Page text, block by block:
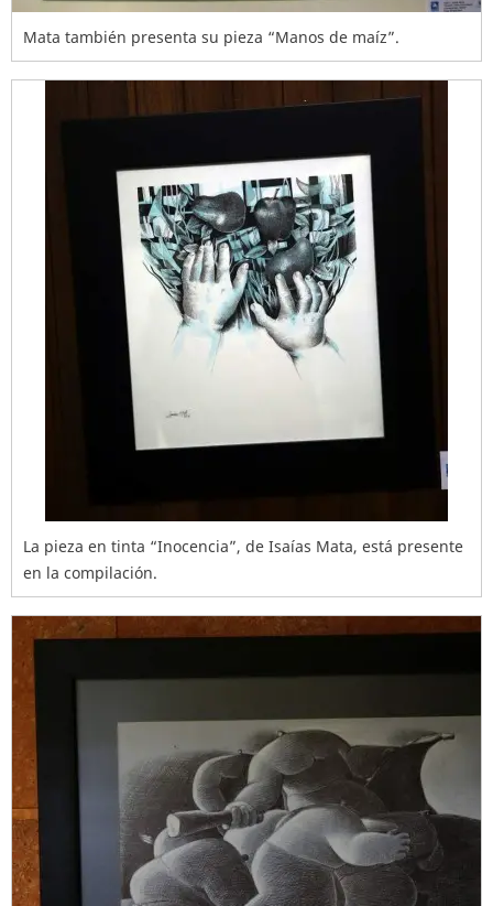
Mata también presenta su pieza “Manos de maíz”.
La pieza en tinta “Inocencia”, de Isaías Mata, está presente
en la compilación.